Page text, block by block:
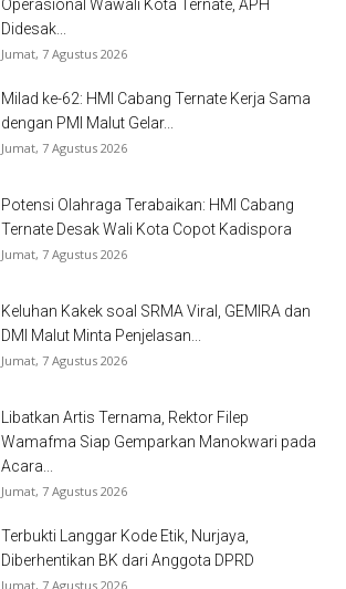
Operasional Wawali Kota Ternate, APH
Didesak...
Jumat, 7 Agustus 2026
Milad ke-62: HMI Cabang Ternate Kerja Sama
dengan PMI Malut Gelar...
Jumat, 7 Agustus 2026
Potensi Olahraga Terabaikan: HMI Cabang
Ternate Desak Wali Kota Copot Kadispora
Jumat, 7 Agustus 2026
Keluhan Kakek soal SRMA Viral, GEMIRA dan
DMI Malut Minta Penjelasan...
Jumat, 7 Agustus 2026
Libatkan Artis Ternama, Rektor Filep
Wamafma Siap Gemparkan Manokwari pada
Acara...
Jumat, 7 Agustus 2026
Terbukti Langgar Kode Etik, Nurjaya,
Diberhentikan BK dari Anggota DPRD
Jumat, 7 Agustus 2026